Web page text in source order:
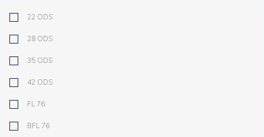
22 ODS
28 ODS
35 ODS
42 ODS
FL 76
BFL 76